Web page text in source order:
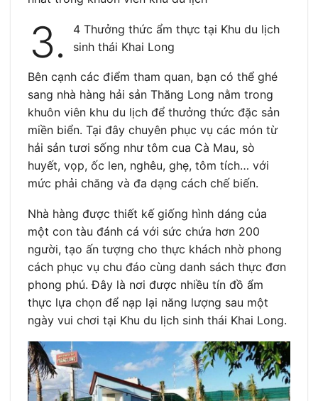
3.
4 Thưởng thức ẩm thực tại Khu du lịch
sinh thái Khai Long
Bên cạnh các điểm tham quan, bạn có thể ghé
sang nhà hàng hải sản Thăng Long nằm trong
khuôn viên khu du lịch để thưởng thức đặc sản
miền biển. Tại đây chuyên phục vụ các món từ
hải sản tươi sống như tôm cua Cà Mau, sò
huyết, vọp, ốc len, nghêu, ghẹ, tôm tích… với
mức phải chăng và đa dạng cách chế biến.
Nhà hàng được thiết kế giống hình dáng của
một con tàu đánh cá với sức chứa hơn 200
người, tạo ấn tượng cho thực khách nhờ phong
cách phục vụ chu đáo cùng danh sách thực đơn
phong phú. Đây là nơi được nhiều tín đồ ẩm
thực lựa chọn để nạp lại năng lượng sau một
ngày vui chơi tại Khu du lịch sinh thái Khai Long.